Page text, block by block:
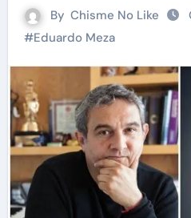
By Chisme No Like
#Eduardo Meza